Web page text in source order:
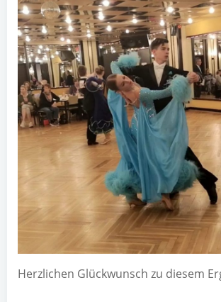
Herz­li­chen Glück­wunsch zu die­sem